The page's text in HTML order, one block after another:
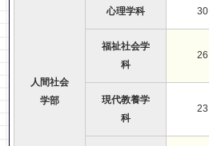
人間社会
学部
心理学科 30
福祉社会学
科
26
現代教養学
科
23